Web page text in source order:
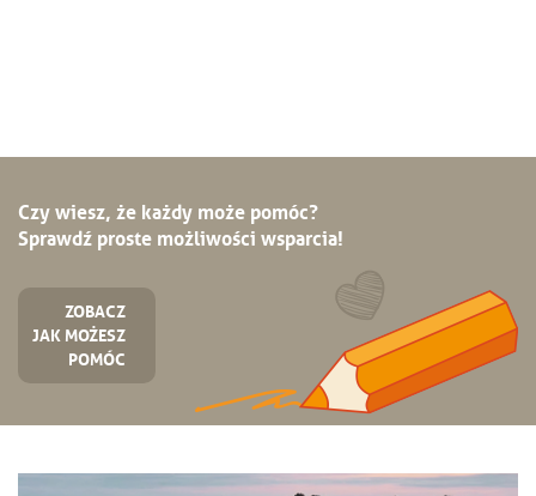
Czy wiesz, że każdy może pomóc?
Sprawdź proste możliwości wsparcia!
ZOBACZ
JAK MOŻESZ
POMÓC